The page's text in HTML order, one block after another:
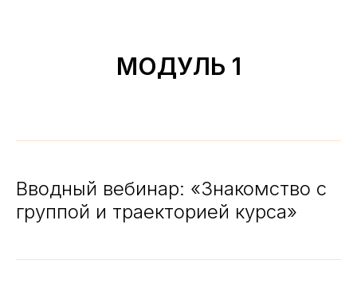
МОДУЛЬ 1
Вводный вебинар: «Знакомство с
группой и траекторией курса»